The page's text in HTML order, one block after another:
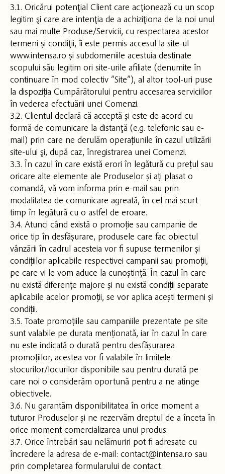
3.1. Oricărui potenţial Client care acţionează cu un scop
legitim şi care are intenţia de a achiziţiona de la noi unul
sau mai multe Produse/Servicii, cu respectarea acestor
termeni și condiţii, îi este permis accesul la site-ul
www.intensa.ro și subdomeniile acestuia destinate
scopului său legitim ori site-urile afiliate (denumite în
continuare în mod colectiv ”Site”), al altor tool-uri puse
la dispoziția Cumpărătorului pentru accesarea serviciilor
în vederea efectuării unei Comenzi.
3.2. Clientul declară că acceptă și este de acord cu
formă de comunicare la distanţă (e.g. telefonic sau e-
mail) prin care ne derulăm operațiunile în cazul utilizării
site-ului şi, după caz, înregistrarea unei Comenzi.
3.3. În cazul în care există erori în legătură cu prețul sau
oricare alte elemente ale Produselor și ați plasat o
comandă, vă vom informa prin e-mail sau prin
modalitatea de comunicare agreată, în cel mai scurt
timp în legătură cu o astfel de eroare.
3.4. Atunci când există o promoție sau campanie de
orice tip în desfășurare, produsele care fac obiectul
vânzării în cadrul acesteia vor fi supuse termenilor și
condițiilor aplicabile respectivei campanii sau promoții,
pe care vi le vom aduce la cunoștință. În cazul în care
nu există diferențe majore și nu există condiții separate
aplicabile acelor promoții, se vor aplica acești termeni și
condiții.
3.5. Toate promoțiile sau campaniile prezentate pe site
sunt valabile pe durata menționată, iar în cazul în care
nu este indicată o durată pentru desfășurarea
promoțiilor, acestea vor fi valabile în limitele
stocurilor/locurilor disponibile sau pentru durată pe
care noi o considerăm oportună pentru a ne atinge
obiectivele.
3.6. Nu garantăm disponibilitatea în orice moment a
tuturor Produselor și ne rezervăm dreptul de a înceta în
orice moment comercializarea unui produs.
3.7. Orice întrebări sau nelămuriri pot fi adresate cu
încredere la adresa de e-mail: contact@intensa.ro sau
prin completarea formularului de contact.